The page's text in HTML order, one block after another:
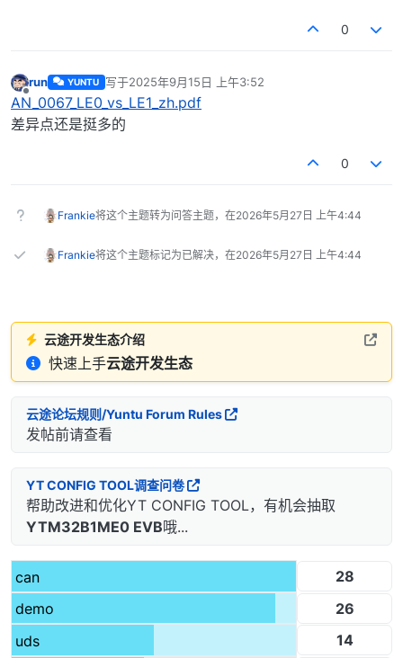
0
离线
run YUNTU 写于2025年9月15日 上午3:52
最后由 编辑
AN_0067_LE0_vs_LE1_zh.pdf
差异点还是挺多的
0
Frankie将这个主题转为问答主题，在2026年5月27日 上午4:44
Frankie将这个主题标记为已解决，在2026年5月27日 上午4:44
云途开发生态介绍
快速上手云途开发生态
云途论坛规则/Yuntu Forum Rules
发帖前请查看
YT CONFIG TOOL调查问卷
帮助改进和优化YT CONFIG TOOL，有机会抽取
YTM32B1ME0 EVB哦...
can
28
demo
26
uds
14